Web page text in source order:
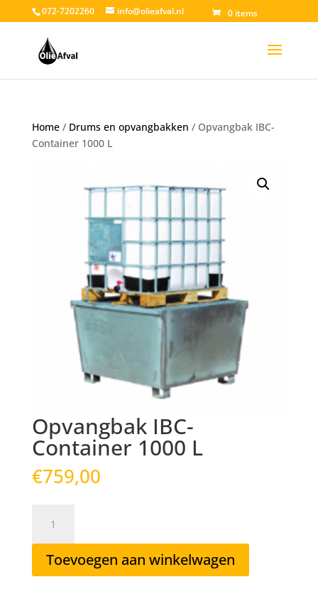
072-7202260 info@olieafval.nl 0 items
Home/ Drums en opvangbakken / Opvangbak IBC-
Container 1000 L
Opvangbak IBC-
Container 1000 L
€759,00
Container
L
Toevoegen aan winkelwagen